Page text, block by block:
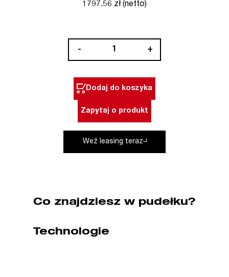
1797.56 zł (netto)
-
gipsu
LHS
225
MENZER
kat.
+
Dodaj do koszyka
Zapytaj o produkt
Weź leasing teraz
Co znajdziesz w pudełku?
Technologie